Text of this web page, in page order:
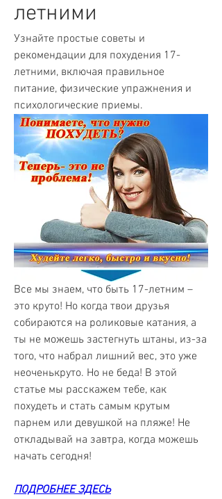
летними
Узнайте простые советы и
рекомендации для похудения 17-
летними, включая правильное
питание, физические упражнения и
психологические приемы.
Все мы знаем, что быть 17-летним –
это круто! Но когда твои друзья
собираются на роликовые катания, а
ты не можешь застегнуть штаны, из-за
того, что набрал лишний вес, это уже
неоченькруто. Но не беда! В этой
статье мы расскажем тебе, как
похудеть и стать самым крутым
парнем или девушкой на пляже! Не
откладывай на завтра, когда можешь
начать сегодня!
ПОДРОБНЕЕ ЗДЕСЬ